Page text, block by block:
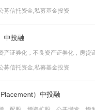
信托资金,私募基金投资
中投融
产证券化，不良资产证券化，房
信托资金,私募基金投资
）中投融